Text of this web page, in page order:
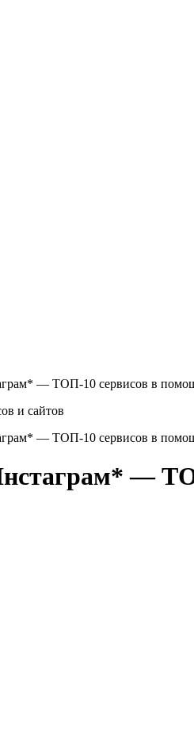
— ТОП-10 сервисов в
— ТОП-10 сервисов в
—